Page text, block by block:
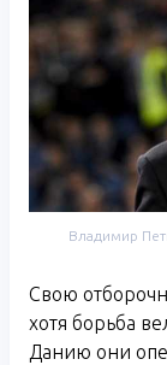
Владимир
Свою
хотя борьба
Данию они